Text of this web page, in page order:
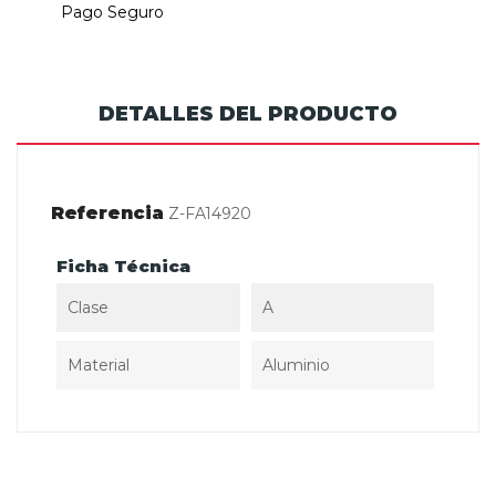
Pago Seguro
DETALLES DEL PRODUCTO
Referencia Z-FA14920
Ficha Técnica
Clase A
Material Aluminio